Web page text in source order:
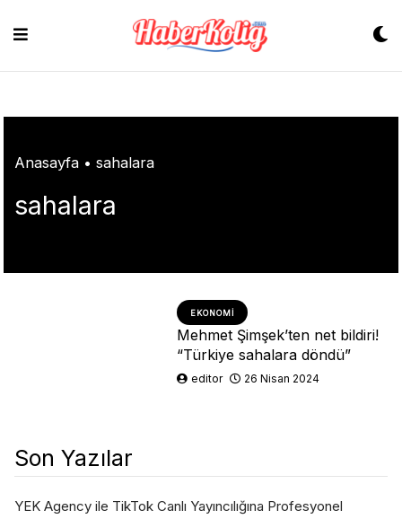
Anasayfa • sahalara
sahalara
EKONOMI
Mehmet Şimşek’ten net bildiri!
“Türkiye sahalara döndü”
editor 26 Nisan 2024
Son Yazılar
YEK Agency ile TikTok Canlı Yayıncılığına Profesyonel